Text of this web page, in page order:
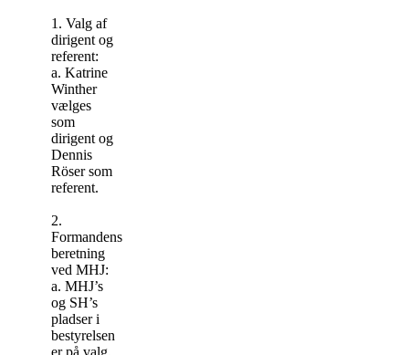
1. Valg af
dirigent og
referent:
a. Katrine
Winther
vælges
som
dirigent og
Dennis
Röser som
referent.
2.
Formandens
beretning
ved MHJ:
a. MHJ’s
og SH’s
pladser i
bestyrelsen